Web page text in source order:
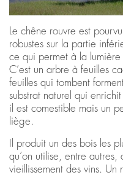
Le chêne rouvre est
robustes sur la partie
ce qui permet à la lumière
C’est un arbre à feuilles
feuilles qui tombent
substrat naturel qui
il est comestible mais un
liège.
Il produit un des bois les
qu’on utilise, entre
vieillissement des vins. Un